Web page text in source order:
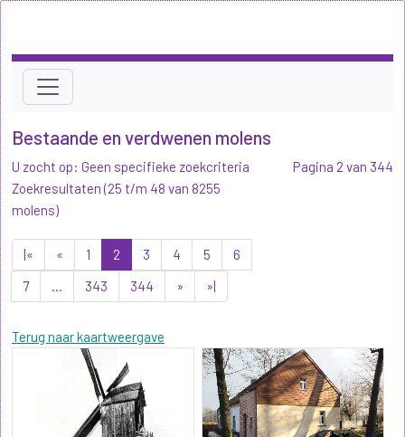
Bestaande en verdwenen molens
U zocht op: Geen specifieke zoekcriteria
Zoekresultaten (25 t/m 48 van 8255
molens)
|« « 1 2 3 4 5
6
7
... 343 344 » »|
Terug naar kaartweergave
Pagina 2 van 344